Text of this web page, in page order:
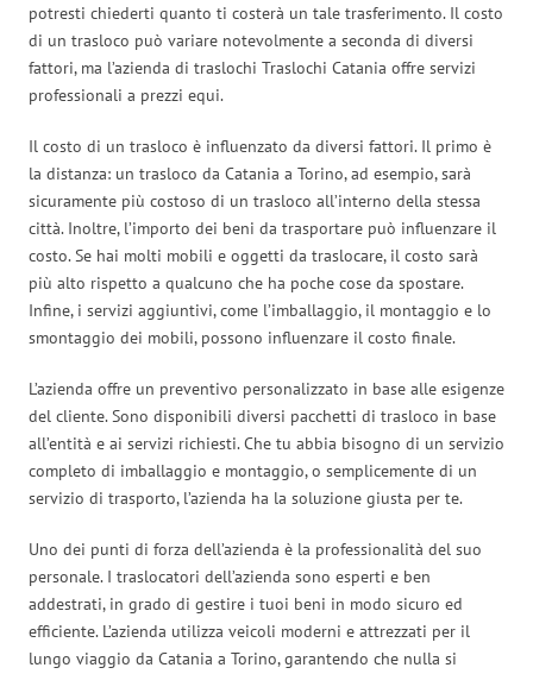
potresti chiederti quanto ti costerà un tale trasferimento. Il costo
di un trasloco può variare notevolmente a seconda di diversi
fattori, ma l’azienda di traslochi Traslochi Catania offre servizi
professionali a prezzi equi.
Il costo di un trasloco è influenzato da diversi fattori. Il primo è
la distanza: un trasloco da Catania a Torino, ad esempio, sarà
sicuramente più costoso di un trasloco all’interno della stessa
città. Inoltre, l’importo dei beni da trasportare può influenzare il
costo. Se hai molti mobili e oggetti da traslocare, il costo sarà
più alto rispetto a qualcuno che ha poche cose da spostare.
Infine, i servizi aggiuntivi, come l’imballaggio, il montaggio e lo
smontaggio dei mobili, possono influenzare il costo finale.
L’azienda offre un preventivo personalizzato in base alle esigenze
del cliente. Sono disponibili diversi pacchetti di trasloco in base
all’entità e ai servizi richiesti. Che tu abbia bisogno di un servizio
completo di imballaggio e montaggio, o semplicemente di un
servizio di trasporto, l’azienda ha la soluzione giusta per te.
Uno dei punti di forza dell’azienda è la professionalità del suo
personale. I traslocatori dell’azienda sono esperti e ben
addestrati, in grado di gestire i tuoi beni in modo sicuro ed
efficiente. L’azienda utilizza veicoli moderni e attrezzati per il
lungo viaggio da Catania a Torino, garantendo che nulla si